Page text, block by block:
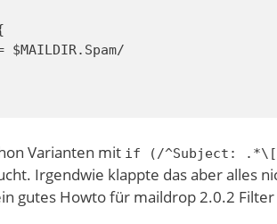
Varianten mit if (/^Subject:
Irgendwie klappte das aber alles
gutes Howto für maildrop 2.0.2